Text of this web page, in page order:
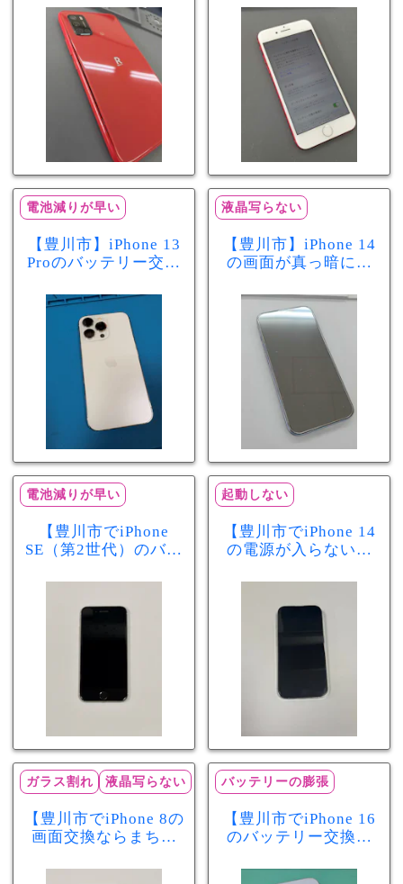
リー膨張のサインか
もしれません！バッ
テリー交換修理事例
最大容量70％で電池
の減りが早い症状も
当日60分で改善
電池減りが早い
【豊川市】iPhone 13
Proのバッテリー交換
が早い症状も当日90
分で改善
液晶写らない
【豊川市】iPhone 14
の画面が真っ暗に…
修理！データそのま
まで復旧しました
電池減りが早い
【豊川市でiPhone
SE（第2世代）のバッ
スマ豊川店】電池の
減りが早い症状も当
起動しない
【豊川市でiPhone 14
の電源が入らない修
店】バッテリー交換
で復旧するケースも
あります！
ガラス割れ 液晶写らない
【豊川市でiPhone 8の
画面交換ならまちス
れ・液晶不良も当日
バッテリーの膨張
【豊川市でiPhone 16
のバッテリー交換な
少し膨張したバッテ